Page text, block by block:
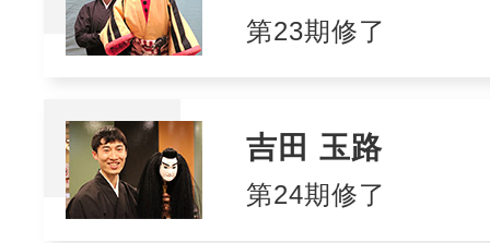
第23期修了
吉田 玉路
第24期修了